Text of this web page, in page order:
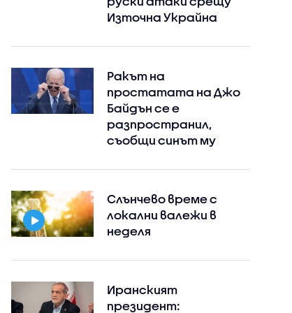
Източна Украйна
Ракът на
простатата на Джо
Байдън се е
разпространил,
съобщи синът му
Слънчево време с
локални валежи в
неделя
Иранският
президент: